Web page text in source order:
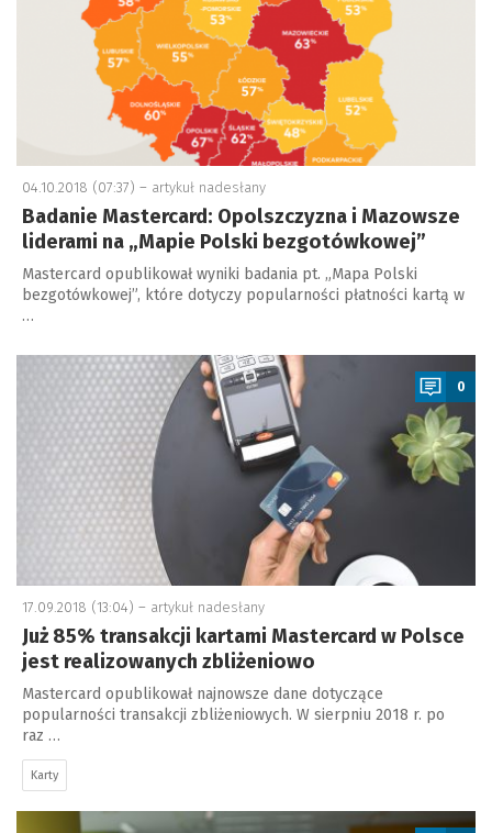
04.10.2018 (07:37) – artykuł nadesłany
Badanie Mastercard: Opolszczyzna i Mazowsze
liderami na „Mapie Polski bezgotówkowej”
Mastercard opublikował wyniki badania pt. „Mapa Polski
bezgotówkowej”, które dotyczy popularności płatności kartą w
…
a
0
17.09.2018 (13:04) – artykuł nadesłany
Już 85% transakcji kartami Mastercard w Polsce
jest realizowanych zbliżeniowo
Mastercard opublikował najnowsze dane dotyczące
popularności transakcji zbliżeniowych. W sierpniu 2018 r. po
raz …
Karty
a